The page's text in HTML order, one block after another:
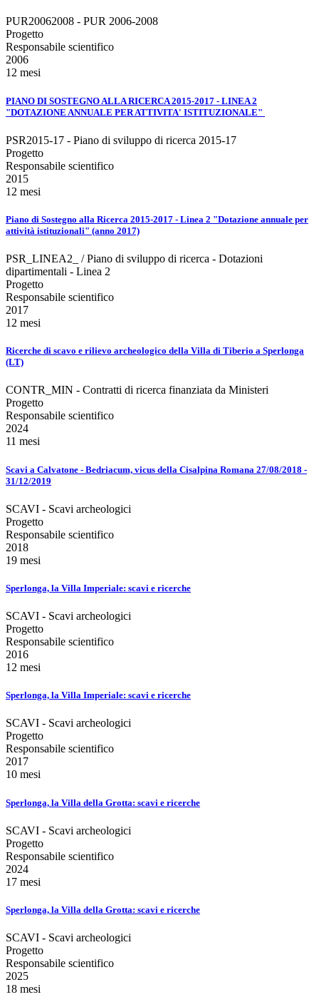
PUR20062008 - PUR 2006-2008
Progetto
Responsabile scientifico
2006
12 mesi
PIANO DI SOSTEGNO ALLA RICERCA 2015-2017 - LINEA 2
"DOTAZIONE ANNUALE PER ATTIVITA' ISTITUZIONALE"
PSR2015-17 - Piano di sviluppo di ricerca 2015-17
Progetto
Responsabile scientifico
2015
12 mesi
Piano di Sostegno alla Ricerca 2015-2017 - Linea 2 "Dotazione annuale per
attività istituzionali" (anno 2017)
PSR_LINEA2_ / Piano di sviluppo di ricerca - Dotazioni
dipartimentali - Linea 2
Progetto
Responsabile scientifico
2017
12 mesi
Ricerche di scavo e rilievo archeologico della Villa di Tiberio a Sperlonga
(LT)
CONTR_MIN - Contratti di ricerca finanziata da Ministeri
Progetto
Responsabile scientifico
2024
11 mesi
Scavi a Calvatone - Bedriacum, vicus della Cisalpina Romana 27/08/2018 -
31/12/2019
SCAVI - Scavi archeologici
Progetto
Responsabile scientifico
2018
19 mesi
Sperlonga, la Villa Imperiale: scavi e ricerche
SCAVI - Scavi archeologici
Progetto
Responsabile scientifico
2016
12 mesi
Sperlonga, la Villa Imperiale: scavi e ricerche
SCAVI - Scavi archeologici
Progetto
Responsabile scientifico
2017
10 mesi
Sperlonga, la Villa della Grotta: scavi e ricerche
SCAVI - Scavi archeologici
Progetto
Responsabile scientifico
2024
17 mesi
Sperlonga, la Villa della Grotta: scavi e ricerche
SCAVI - Scavi archeologici
Progetto
Responsabile scientifico
2025
18 mesi